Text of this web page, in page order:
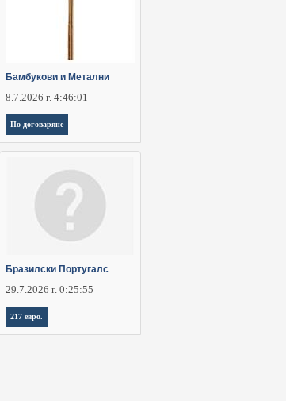
Бамбукови и Метални
8.7.2026 г. 4:46:01
По договаряне
Бразилски Португалс
29.7.2026 г. 0:25:55
217 евро.